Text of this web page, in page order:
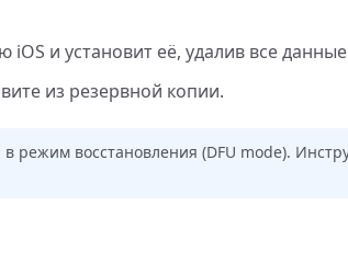
и установит её, удалив все
из резервной копии.
режим восстановления (DFU mode).